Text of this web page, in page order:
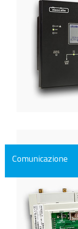
Comunicazione